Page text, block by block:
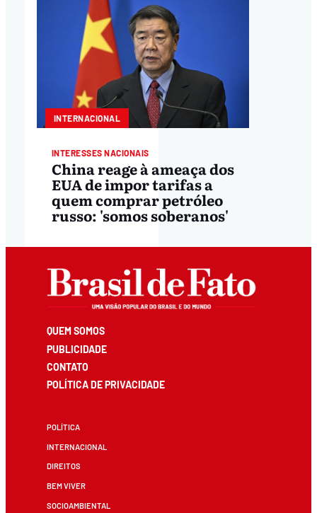
INTERNACIONAL
INTERESSES NACIONAIS
China reage à ameaça dos
EUA de impor tarifas a
quem comprar petróleo
russo: 'somos soberanos'
QUEM SOMOS
PUBLICIDADE
CONTATO
POLÍTICA DE PRIVACIDADE
POLÍTICA
INTERNACIONAL
DIREITOS
BEM VIVER
SOCIOAMBIENTAL